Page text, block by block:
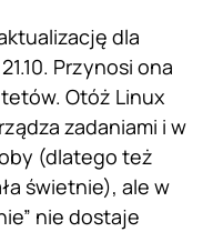
dla
Przynosi ona
Otóż Linux
zadaniami i w
(dlatego też
świetnie), ale w
nie dostaje